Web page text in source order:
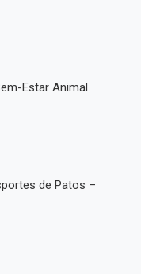
Estar Animal
de Patos –